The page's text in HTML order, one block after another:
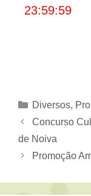
23:59:59
Categorias
Diversos,
Concurso
de Noiva
Promoção